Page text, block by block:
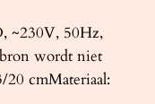
~230V, 50Hz,
wordt niet
cmMateriaal: